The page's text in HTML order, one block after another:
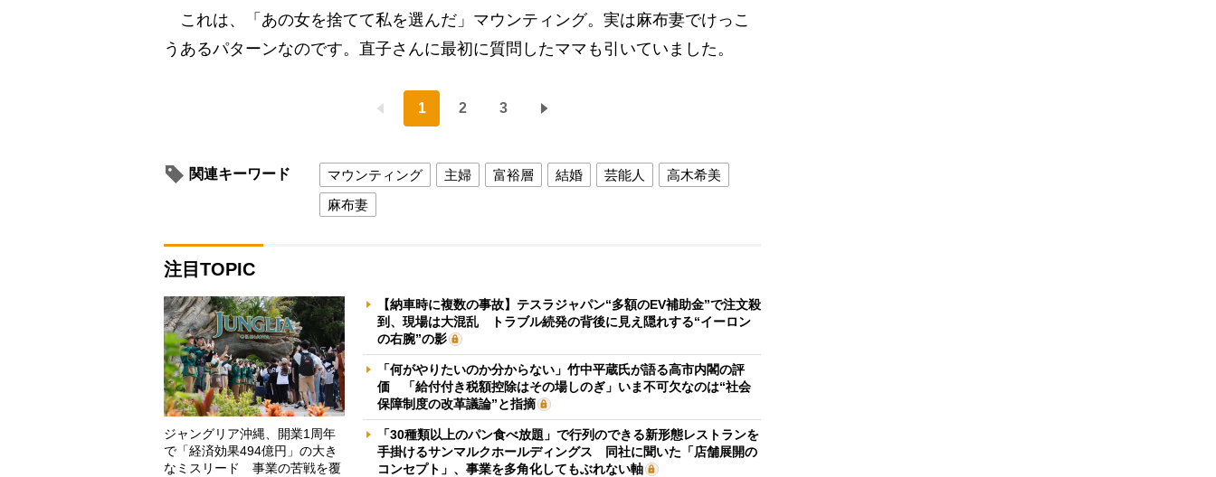
これは、「あの女を捨てて私を選んだ」マウンティング。実は麻布妻でけっこ
うあるパターンなのです。直子さんに最初に質問したママも引いていました。
1 2 3
関連キーワード マウンティング 主婦 富裕層 結婚 芸能人
高木希美
麻布妻
注目TOPIC
ジャングリア沖縄、開業1周年
で「経済効果494億円」の大き
なミスリード 事業の苦戦を覆
【納車時に複数の事故】テスラジャパン“多額のEV補助金”で注文殺
到、現場は大混乱 トラブル続発の背後に見え隠れする“イーロン
の右腕”の影
「何がやりたいのか分からない」竹中平蔵氏が語る高市内閣の評
価 「給付付き税額控除はその場しのぎ」いま不可欠なのは“社会
保障制度の改革議論”と指摘
「30種類以上のパン食べ放題」で行列のできる新形態レストランを
手掛けるサンマルクホールディングス 同社に聞いた「店舗展開の
コンセプト」、事業を多角化してもぶれない軸